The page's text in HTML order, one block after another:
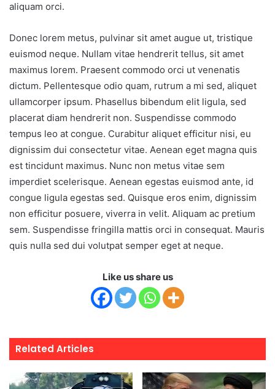
aliquam orci.
Donec lorem metus, pulvinar sit amet augue ut, tristique
euismod neque. Nullam vitae hendrerit tellus, sit amet
maximus lorem. Praesent commodo orci ut venenatis
dictum. Pellentesque odio quam, rutrum a mi sed, aliquet
ullamcorper ipsum. Phasellus bibendum elit ligula, sed
placerat diam hendrerit non. Suspendisse commodo
tempus leo at congue. Curabitur aliquet efficitur nisi, eu
dignissim dui consectetur vitae. Aenean eget magna quis
est tincidunt maximus. Nunc non metus vitae sem
imperdiet scelerisque. Aenean egestas euismod ante, id
congue ligula egestas sed. Quisque eros enim, dignissim
non efficitur posuere, viverra in velit. Aliquam ac pretium
sem. Suspendisse fringilla mattis orci in consequat. Mauris
quis nulla sed dui volutpat semper eget at neque.
Like us share us
Related Articles